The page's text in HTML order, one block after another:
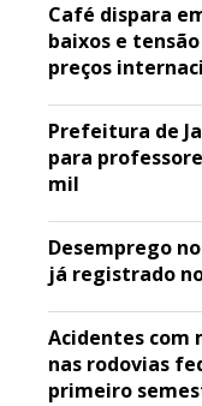
Café dispara
baixos e
preços
Prefeitura de
para
mil
Desemprego
já registrado
Acidentes com
nas rodovias
primeiro